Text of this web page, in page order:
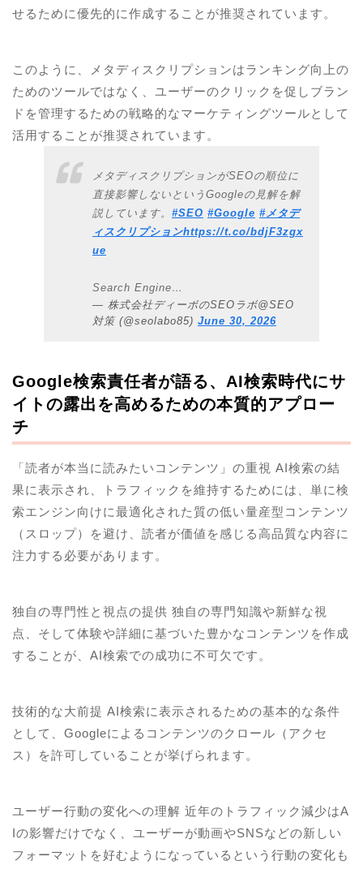
せるために優先的に作成することが推奨されています。
このように、メタディスクリプションはランキング向上の
ためのツールではなく、ユーザーのクリックを促しブラン
ドを管理するための戦略的なマーケティングツールとして
活用することが推奨されています。
メタディスクリプションがSEOの順位に
直接影響しないというGoogleの見解を解
説しています。 #SEO #Google #メタデ
ィスクリプションhttps://t.co/bdjF3zgx
ue
Search Engine…
— 株式会社ディーボのSEOラボ@SEO
対策 (@seolabo85) June 30, 2026
Google検索責任者が語る、AI検索時代にサ
イトの露出を高めるための本質的アプロー
チ
「読者が本当に読みたいコンテンツ」の重視 AI検索の結
果に表示され、トラフィックを維持するためには、単に検
索エンジン向けに最適化された質の低い量産型コンテンツ
（スロップ）を避け、読者が価値を感じる高品質な内容に
注力する必要があります。
独自の専門性と視点の提供 独自の専門知識や新鮮な視
点、そして体験や詳細に基づいた豊かなコンテンツを作成
することが、AI検索での成功に不可欠です。
技術的な大前提 AI検索に表示されるための基本的な条件
として、Googleによるコンテンツのクロール（アクセ
ス）を許可していることが挙げられます。
ユーザー行動の変化への理解 近年のトラフィック減少はA
Iの影響だけでなく、ユーザーが動画やSNSなどの新しい
フォーマットを好むようになっているという行動の変化も